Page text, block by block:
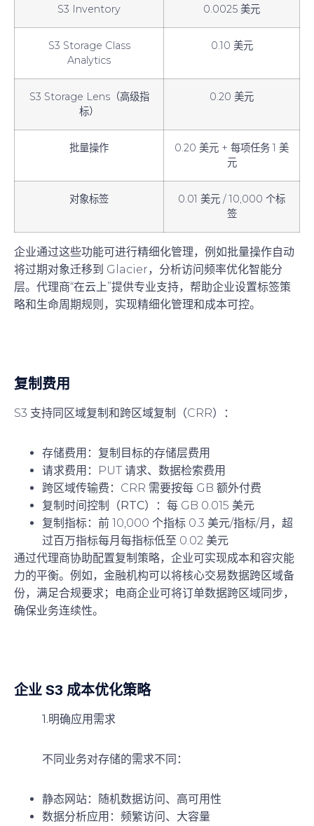
S3 Inventory 0.0025 美元
S3 Storage Class
Analytics
0.10 美元
S3 Storage Lens（高级指
标）
0.20 美元
批量操作
0.20 美元 + 每项任务 1 美
元
对象标签
0.01 美元 / 10,000 个标
签
企业通过这些功能可进行精细化管理，例如批量操作自动
将过期对象迁移到 Glacier，分析访问频率优化智能分
层。代理商“在云上”提供专业支持，帮助企业设置标签策
略和生命周期规则，实现精细化管理和成本可控。
复制费用
S3 支持同区域复制和跨区域复制（CRR）：
存储费用 ：复制目标的存储层费用
请求费用 ：PUT 请求、数据检索费用
跨区域传输费 ：CRR 需要按每 GB 额外付费
复制时间控制（RTC）
：每 GB 0.015 美元
复制指标：前 10,000 个指标 0.3 美元/指标/月，超
过百万指标每月每指标低至 0.02 美元
通过代理商协助配置复制策略，企业可实现成本和容灾能
力的平衡。例如，金融机构可以将核心交易数据跨区域备
份，满足合规要求；电商企业可将订单数据跨区域同步，
确保业务连续性。
企业 S3 成本优化策略
1.明确应用需求
不同业务对存储的需求不同：
静态网站：随机数据访问、高可用性
数据分析应用：频繁访问、大容量